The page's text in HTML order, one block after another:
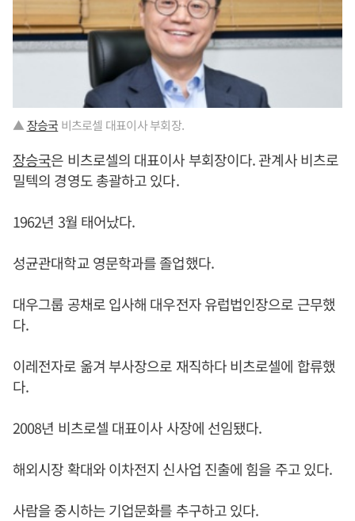
▲ 장승국 비츠로셀 대표이사 부회장.
장승국은 비츠로셀의 대표이사 부회장이다. 관계사 비츠로
밀텍의 경영도 총괄하고 있다.
1962년 3월 태어났다.
성균관대학교 영문학과를 졸업했다.
대우그룹 공채로 입사해 대우전자 유럽법인장으로 근무했
다.
이레전자로 옮겨 부사장으로 재직하다 비츠로셀에 합류했
다.
2008년 비츠로셀 대표이사 사장에 선임됐다.
해외시장 확대와 이차전지 신사업 진출에 힘을 주고 있다.
사람을 중시하는 기업문화를 추구하고 있다.